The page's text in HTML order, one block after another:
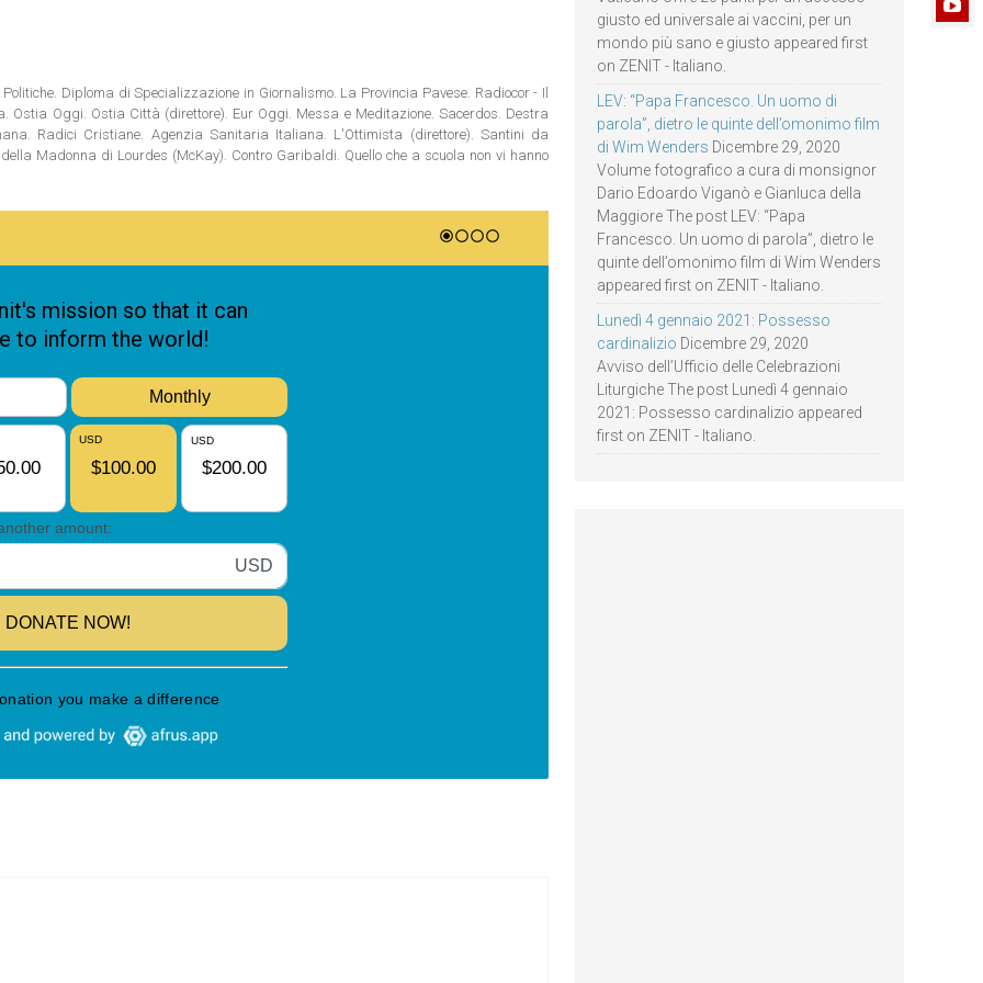
Diploma di Specializzazione in Giornalismo. La Provincia Pavese. Radiocor - Il
Ostia Oggi. Ostia Città (direttore). Eur Oggi. Messa e Meditazione. Sacerdos. Destra
Radici Cristiane. Agenzia Sanitaria Italiana. L'Ottimista (direttore). Santini da
Madonna di Lourdes (McKay). Contro Garibaldi. Quello che a scuola non vi hanno
giusto ed universale ai vaccini, per un
mondo più sano e giusto appeared first
on ZENIT - Italiano.
LEV: “Papa Francesco. Un uomo di
parola”, dietro le quinte dell’omonimo film
di Wim Wenders Dicembre 29, 2020
Volume fotografico a cura di monsignor
Dario Edoardo Viganò e Gianluca della
Maggiore The post LEV: “Papa
Francesco. Un uomo di parola”, dietro le
quinte dell’omonimo film di Wim Wenders
appeared first on ZENIT - Italiano.
Lunedì 4 gennaio 2021: Possesso
cardinalizio Dicembre 29, 2020
Avviso dell’Ufficio delle Celebrazioni
Liturgiche The post Lunedì 4 gennaio
2021: Possesso cardinalizio appeared
first on ZENIT - Italiano.